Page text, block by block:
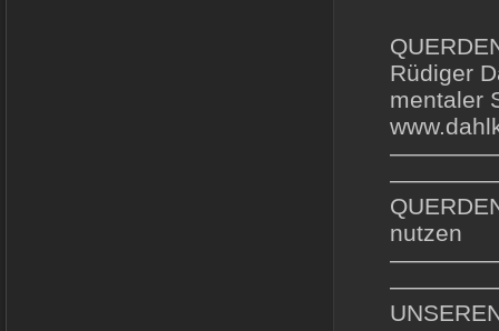
Rüdiger
mentaler
nutzen